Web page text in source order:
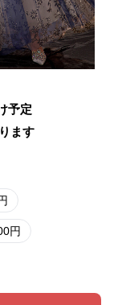
予定
ます
円